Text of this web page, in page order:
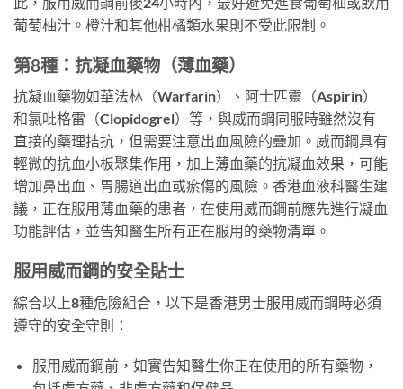
葡萄柚汁。橙汁和其他柑橘類水果則不受此限制。
第8種：抗凝血藥物（薄血藥）
抗凝血藥物如華法林（Warfarin）、阿士匹靈（Aspirin）
和氯吡格雷（Clopidogrel）等，與威而鋼同服時雖然沒有
直接的藥理拮抗，但需要注意出血風險的疊加。威而鋼具有
輕微的抗血小板聚集作用，加上薄血藥的抗凝血效果，可能
增加鼻出血、胃腸道出血或瘀傷的風險。香港血液科醫生建
議，正在服用薄血藥的患者，在使用威而鋼前應先進行凝血
功能評估，並告知醫生所有正在服用的藥物清單。
服用威而鋼的安全貼士
綜合以上8種危險組合，以下是香港男士服用威而鋼時必須
遵守的安全守則：
服用威而鋼前，如實告知醫生你正在使用的所有藥物，